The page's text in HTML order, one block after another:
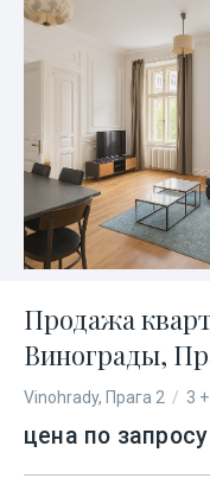
Продажа
Винограды,
Vinohrady, Прага 2 / 3 +
цена по запросу